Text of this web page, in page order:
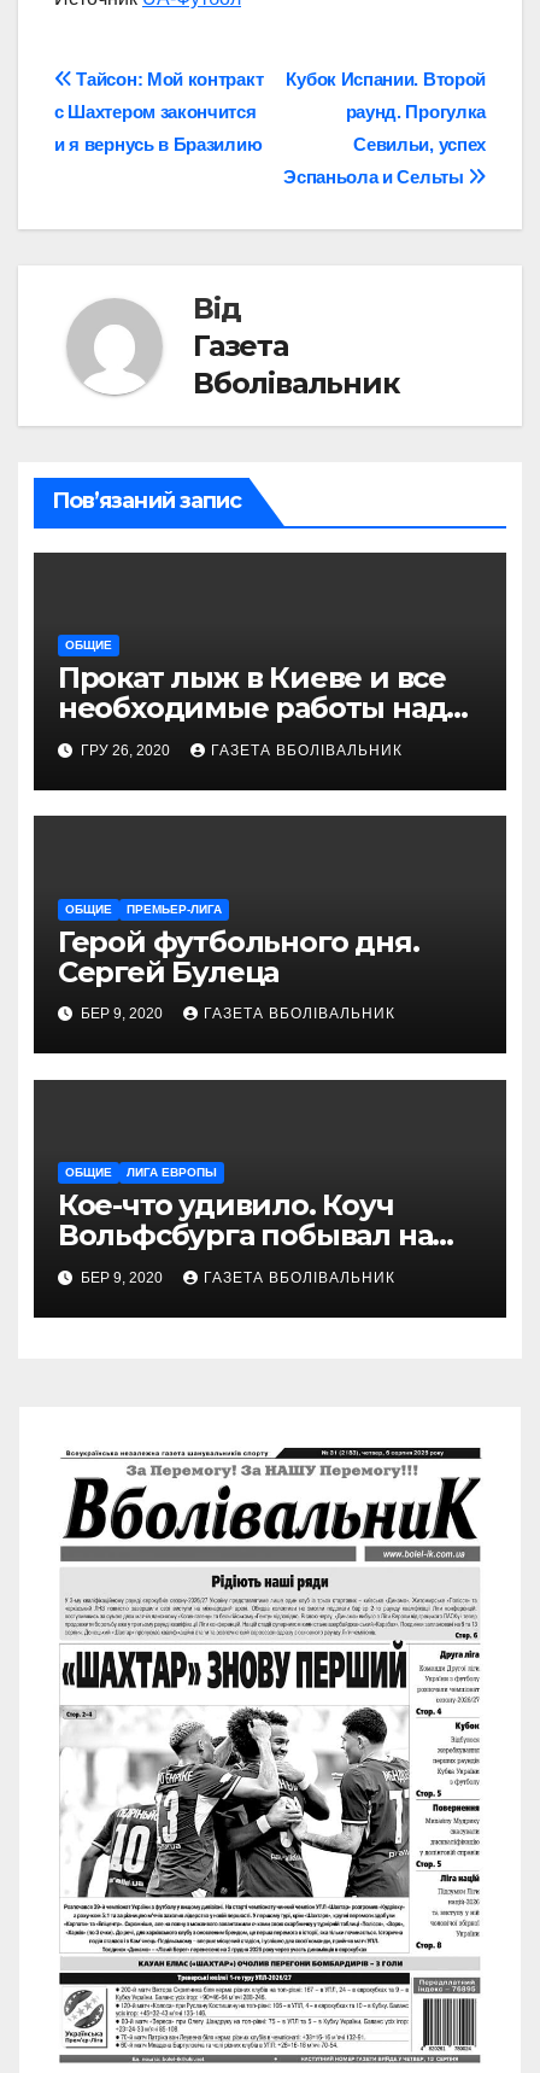
Навігація
записів
Кубок Испании. Второй
раунд. Прогулка
Севильи, успех
Эспаньола и Сельты
Тайсон: Мой контракт
с Шахтером закончится
и я вернусь в Бразилию
Від
Газета
Вболівальник
Пов’язаний запис
ОБЩИЕ
Прокат лыж в Киеве и все
необходимые работы над
снаряжением, которое
проводит магазин
«VELOPARK»
ГРУ 26, 2020 ГАЗЕТА ВБОЛІВАЛЬНИК
ОБЩИЕ ПРЕМЬЕР-ЛИГА
Герой футбольного дня.
Сергей Булеца
БЕР 9, 2020 ГАЗЕТА ВБОЛІВАЛЬНИК
ОБЩИЕ ЛИГА ЕВРОПЫ
Кое-что удивило. Коуч
Вольфсбурга побывал на
матче Шахтера с Колосом
БЕР 9, 2020 ГАЗЕТА ВБОЛІВАЛЬНИК